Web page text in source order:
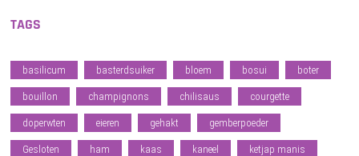
TAGS
basilicum basterdsuiker bloem bosui boter
bouillon champignons chilisaus courgette
doperwten eieren gehakt gemberpoeder
Gesloten ham kaas kaneel ketjap manis